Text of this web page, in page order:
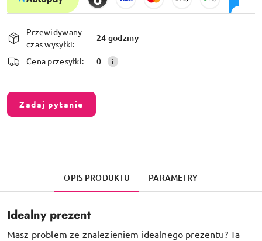
Dostępność
i
dostawa
Przewidywany
czas wysyłki:
24 godziny
Cena przesyłki: 0
Zadaj pytanie
OPIS PRODUKTU PARAMETRY
Idealny prezent
Masz problem ze znalezieniem idealnego prezentu? Ta